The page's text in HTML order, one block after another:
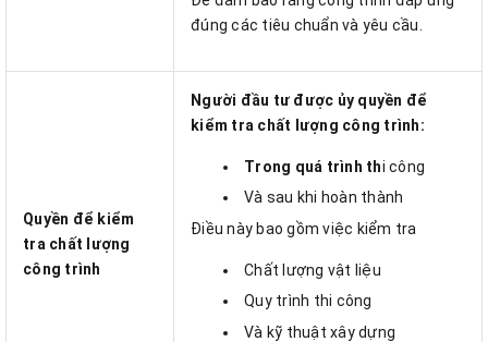
đúng các tiêu chuẩn và yêu cầu.
Quyền để kiểm
tra chất lượng
công trình
Người đầu tư được ủy quyền để
kiểm tra chất lượng công trình:
Trong quá trình thi công
Và sau khi hoàn thành
Điều này bao gồm việc kiểm tra
Chất lượng vật liệu
Quy trình thi công
Và kỹ thuật xây dựng